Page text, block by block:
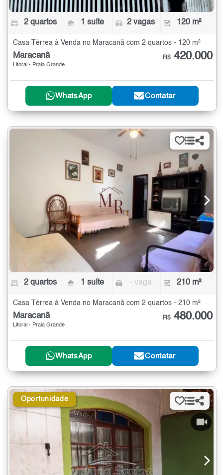
2 quartos 1 suíte 2 vagas 120 m²
Casa Térrea à Venda no Maracanã com 2 quartos - 120 m²
Maracanã
Litoral - Praia Grande
R$ 420.000
WhatsApp Contatar
2 quartos 1 suíte - vaga 210 m²
Casa Térrea à Venda no Maracanã com 2 quartos - 210 m²
Maracanã
Litoral - Praia Grande
R$ 480.000
WhatsApp Contatar
Oportunidade